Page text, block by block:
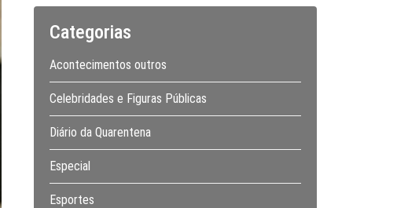
Categorias
Acontecimentos outros
Celebridades e Figuras Públicas
Diário da Quarentena
Especial
Esportes